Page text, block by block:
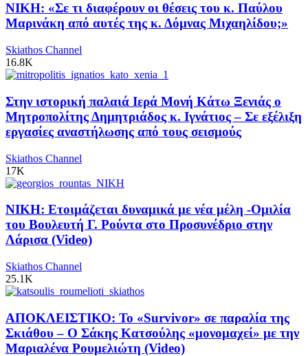
ΝΙΚΗ: «Σε τι διαφέρουν οι θέσεις του κ. Παύλου
Μαρινάκη από αυτές της κ. Δόμνας Μιχαηλίδου;»
Skiathos Channel
16.8K
Στην ιστορική παλαιά Ιερά Μονή Κάτω Ξενιάς ο
Μητροπολίτης Δημητριάδος κ. Ιγνάτιος – Σε εξέλιξη
εργασίες αναστήλωσης από τους σεισμούς
Skiathos Channel
17K
ΝΙΚΗ: Ετοιμάζεται δυναμικά με νέα μέλη -Ομιλία
του Βουλευτή Γ. Ρούντα στο Προσυνέδριο στην
Λάρισα (Video)
Skiathos Channel
25.1K
ΑΠΟΚΛΕΙΣΤΙΚΟ: Το «Survivor» σε παραλία της
Σκιάθου – Ο Σάκης Κατσούλης «μονομαχεί» με την
Μαριαλένα Ρουμελιώτη (Video)